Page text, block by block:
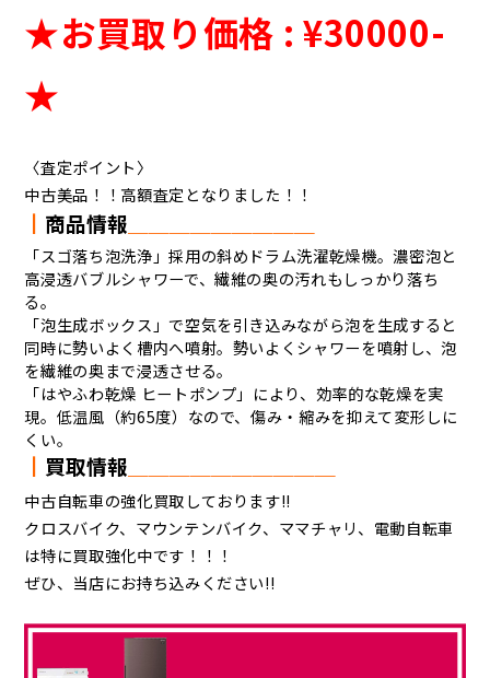
★お買取り価格 : ¥30000-
★
〈査定ポイント〉
中古美品！！高額査定となりました！！
┃ 商品情報
「スゴ落ち泡洗浄」採用の斜めドラム洗濯乾燥機。濃密泡と
高浸透バブルシャワーで、繊維の奥の汚れもしっかり落ち
る。
「泡生成ボックス」で空気を引き込みながら泡を生成すると
同時に勢いよく槽内へ噴射。勢いよくシャワーを噴射し、泡
を繊維の奥まで浸透させる。
「はやふわ乾燥 ヒートポンプ」により、効率的な乾燥を実
現。低温風（約65度）なので、傷み・縮みを抑えて変形しに
くい。
┃ 買取情報
中古自転車の強化買取しております!!
クロスバイク、マウンテンバイク、ママチャリ、電動自転車
は特に買取強化中です！！！
ぜひ、当店にお持ち込みください!!